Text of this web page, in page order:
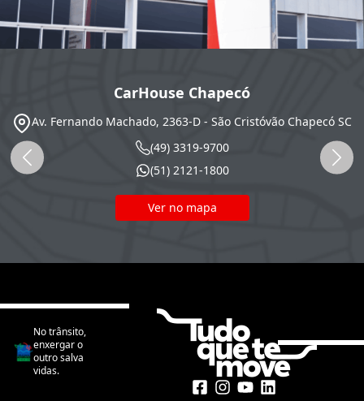
CarHouse Chapecó
Av. Fernando Machado, 2363-D - São Cristóvão Chapecó SC
(49) 3319-9700
(51) 2121-1800
Ver no mapa
No trânsito,
enxergar o
outro salva
vidas.